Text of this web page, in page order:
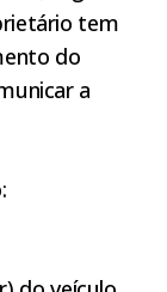
tem
do
a